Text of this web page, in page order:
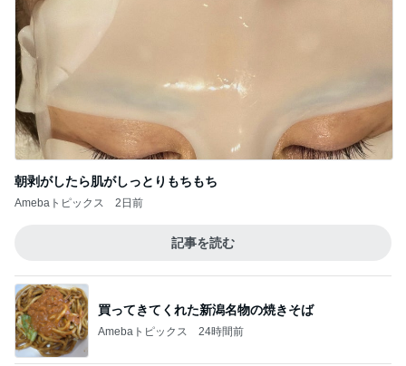
朝剥がしたら肌がしっとりもちもち
Amebaトピックス 2日前
記事を読む
買ってきてくれた新潟名物の焼きそば
Amebaトピックス 24時間前